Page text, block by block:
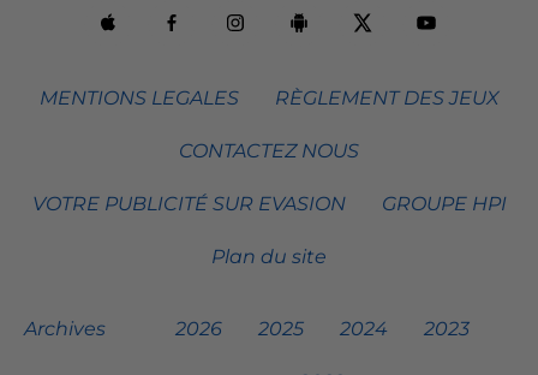
MENTIONS LEGALES RÈGLEMENT DES JEUX
CONTACTEZ NOUS
VOTRE PUBLICITÉ SUR EVASION GROUPE HPI
Plan du site
Archives 2026 2025 2024 2023